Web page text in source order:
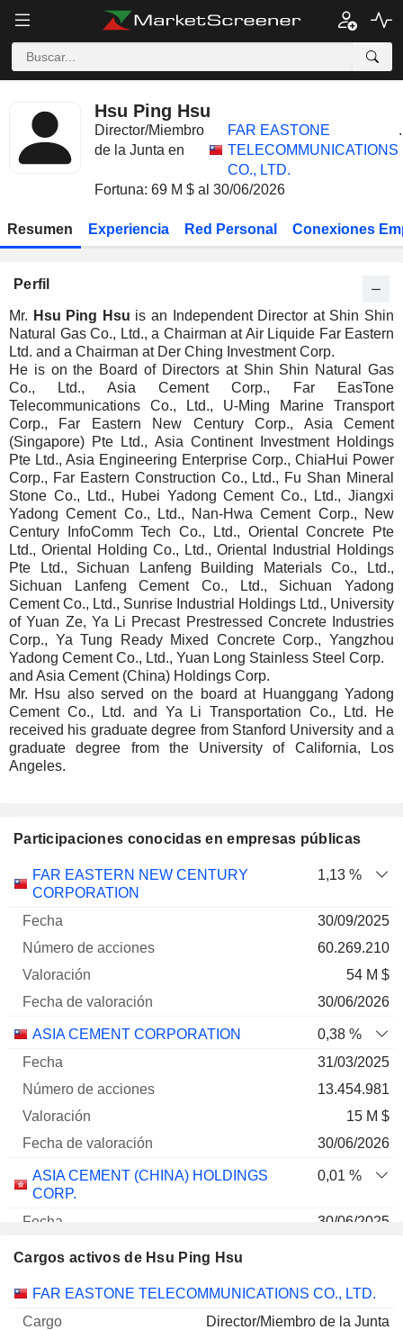
Hsu Ping Hsu
Director/Miembro
de la Junta en
FAR EASTONE
TELECOMMUNICATIONS
CO., LTD.
.
Fortuna: 69 M $ al 30/06/2026
Resumen Experiencia Red Personal Conexiones
Perfil
Mr. Hsu Ping Hsu is an Independent Director at Shin Shin
Natural Gas Co., Ltd., a Chairman at Air Liquide Far Eastern
Ltd. and a Chairman at Der Ching Investment Corp.
He is on the Board of Directors at Shin Shin Natural Gas
Co., Ltd., Asia Cement Corp., Far EasTone
Telecommunications Co., Ltd., U-Ming Marine Transport
Corp., Far Eastern New Century Corp., Asia Cement
(Singapore) Pte Ltd., Asia Continent Investment Holdings
Pte Ltd., Asia Engineering Enterprise Corp., ChiaHui Power
Corp., Far Eastern Construction Co., Ltd., Fu Shan Mineral
Stone Co., Ltd., Hubei Yadong Cement Co., Ltd., Jiangxi
Yadong Cement Co., Ltd., Nan-Hwa Cement Corp., New
Century InfoComm Tech Co., Ltd., Oriental Concrete Pte
Ltd., Oriental Holding Co., Ltd., Oriental Industrial Holdings
Pte Ltd., Sichuan Lanfeng Building Materials Co., Ltd.,
Sichuan Lanfeng Cement Co., Ltd., Sichuan Yadong
Cement Co., Ltd., Sunrise Industrial Holdings Ltd., University
of Yuan Ze, Ya Li Precast Prestressed Concrete Industries
Corp., Ya Tung Ready Mixed Concrete Corp., Yangzhou
Yadong Cement Co., Ltd., Yuan Long Stainless Steel Corp.
and Asia Cement (China) Holdings Corp.
Mr. Hsu also served on the board at Huanggang Yadong
Cement Co., Ltd. and Ya Li Transportation Co., Ltd. He
received his graduate degree from Stanford University and a
graduate degree from the University of California, Los
Angeles.
Participaciones conocidas en empresas públicas
Número
FAR EASTERN NEW CENTURY
CORPORATION
1,13 %
30/09/2025
60.269.210
54 M $
30/06/2026
ASIA CEMENT CORPORATION
0,38 %
31/03/2025
13.454.981
15 M $
30/06/2026
ASIA CEMENT (CHINA) HOLDINGS
CORP.
0,01 %
30/06/2025
30/06/2026
Cargos activos de Hsu Ping Hsu
Empresas Cargo Inicio
FAR EASTONE TELECOMMUNICATIONS CO., LTD.
Director/Miembro de la Junta